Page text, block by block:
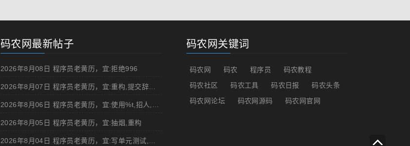
码农网最新帖子
2026年8月08日 程序员老黄历，宜:拒绝996
2026年8月07日 程序员老黄历，宜:重构,提交辞职申请,申请加薪
2026年8月05日 程序员老黄历，宜:抽烟,重构
码农网关键词
码农网 码农 程序员
码农教程
码农社区
码农工具 码农日报
码农头条
码农网论坛
码农网源码 码农网官网